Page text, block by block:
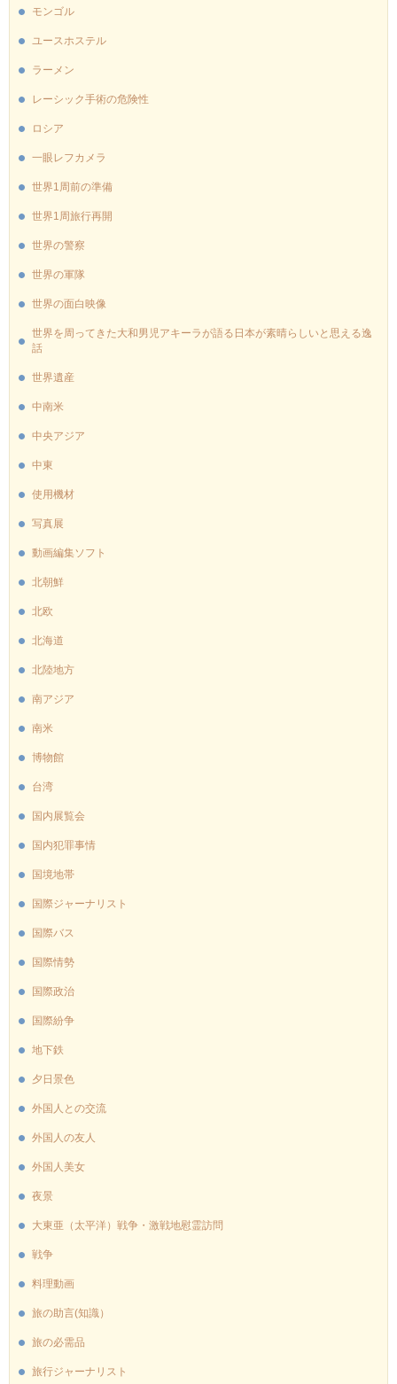
モンゴル
ユースホステル
ラーメン
レーシック手術の危険性
ロシア
一眼レフカメラ
世界1周前の準備
世界1周旅行再開
世界の警察
世界の軍隊
世界の面白映像
世界を周ってきた大和男児アキーラが語る日本が素晴らしいと思える逸
話
世界遺産
中南米
中央アジア
中東
使用機材
写真展
動画編集ソフト
北朝鮮
北欧
北海道
北陸地方
南アジア
南米
博物館
台湾
国内展覧会
国内犯罪事情
国境地帯
国際ジャーナリスト
国際バス
国際情勢
国際政治
国際紛争
地下鉄
夕日景色
外国人との交流
外国人の友人
外国人美女
夜景
大東亜（太平洋）戦争・激戦地慰霊訪問
戦争
料理動画
旅の助言(知識）
旅の必需品
旅行ジャーナリスト